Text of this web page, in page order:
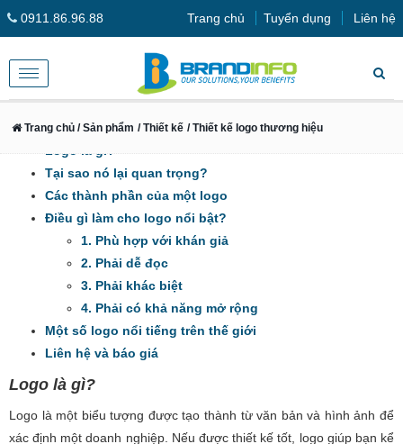
0911.86.96.88 Trang chủ Tuyển dụng Liên hệ
Toggle
navigation
Trang chủ / Sản phẩm / Thiết kế / Thiết kế logo thương hiệu
Tại sao nó lại quan trọng?
Các thành phần của một logo
Điều gì làm cho logo nổi bật?
1. Phù hợp với khán giả
2. Phải dễ đọc
3. Phải khác biệt
4. Phải có khả năng mở rộng
Một số logo nổi tiếng trên thế giới
Liên hệ và báo giá
Logo là gì?
Logo là một biểu tượng được tạo thành từ văn bản và hình ảnh để
xác định một doanh nghiệp. Nếu được thiết kế tốt, logo giúp bạn kể